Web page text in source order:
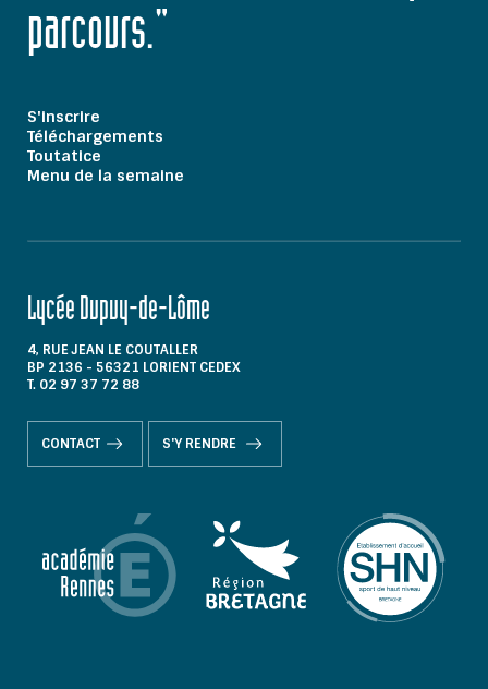
parcours."
S'inscrire
Téléchargements
Toutatice
Menu de la semaine
Lycée Dupuy-de-Lôme
4, RUE JEAN LE COUTALLER
BP 2136 - 56321 LORIENT CEDEX
T. 02 97 37 72 88
CONTACT S'Y RENDRE